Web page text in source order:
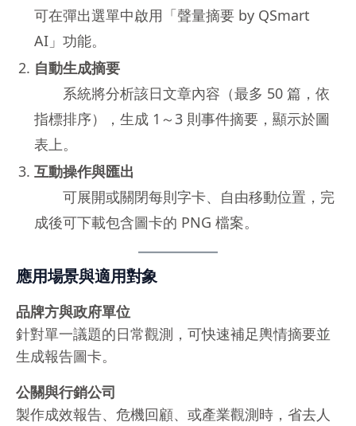
可在彈出選單中啟用「聲量摘要 by QSmart
AI」功能。
自動生成摘要
系統將分析該日文章內容（最多 50 篇，依
指標排序），生成 1～3 則事件摘要，顯示於圖
表上。
互動操作與匯出
可展開或關閉每則字卡、自由移動位置，完
成後可下載包含圖卡的 PNG 檔案。
應用場景與適用對象
品牌方與政府單位
針對單一議題的日常觀測，可快速補足輿情摘要並
生成報告圖卡。
公關與行銷公司
製作成效報告、危機回顧、或產業觀測時，省去人